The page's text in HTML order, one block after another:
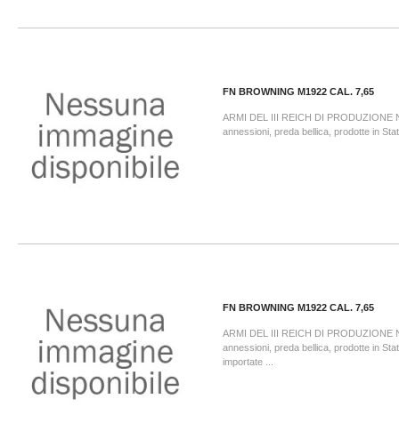
FN BROWNING M1922 CAL. 7,65
ARMI DEL III REICH DI PRODUZIONE
annessioni, preda bellica, prodotte in
FN BROWNING M1922 CAL. 7,65
ARMI DEL III REICH DI PRODUZIONE
annessioni, preda bellica, prodotte in
importate ...